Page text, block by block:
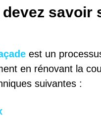
savoir
est un
en rénovant la
suivantes :